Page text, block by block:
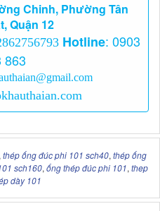
Chinh, Phường Tân
Quận 12
Hotline: 0903
863
thép ống đúc phi 101 sch40, thép ống
sch160, ống thép đúc phi 101, thep
dày 101